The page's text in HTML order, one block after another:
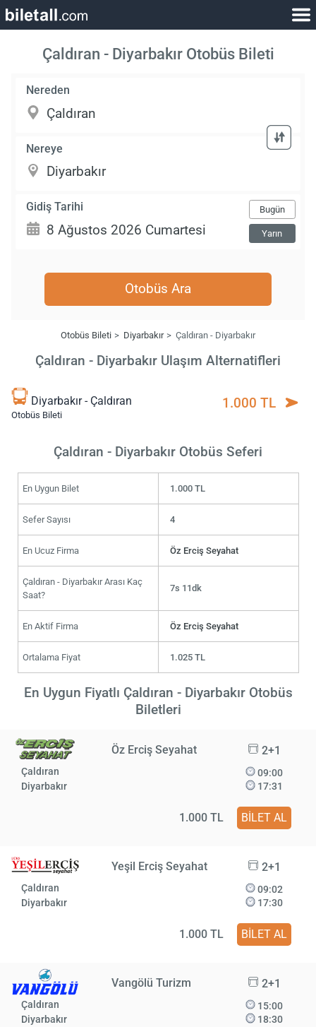
Çaldıran - Diyarbakır Otobüs Bileti
Nereden
Nereye
Gidiş Tarihi Bugün
Yarın
Otobüs Ara
Otobüs Bileti Diyarbakır Çaldıran - Diyarbakır
Çaldıran - Diyarbakır Ulaşım Alternatifleri
Diyarbakır - Çaldıran
Otobüs Bileti
1.000 TL
Çaldıran - Diyarbakır Otobüs Seferi
En Uygun Bilet 1.000 TL
Sefer Sayısı 4
En Ucuz Firma Öz Erciş Seyahat
Çaldıran - Diyarbakır Arası Kaç
Saat?
7s 11dk
En Aktif Firma Öz Erciş Seyahat
Ortalama Fiyat 1.025 TL
En Uygun Fiyatlı Çaldıran - Diyarbakır Otobüs
Biletleri
Öz Erciş Seyahat 2+1
Çaldıran
Diyarbakır
09:00
17:31
1.000 TL BİLET AL
Yeşil Erciş Seyahat 2+1
Çaldıran
Diyarbakır
09:02
17:30
1.000 TL BİLET AL
Vangölü Turizm 2+1
Çaldıran
Diyarbakır
15:00
18:30